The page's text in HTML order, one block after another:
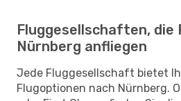
Fluggesellschaften, die
Nürnberg anfliegen
Jede Fluggesellschaft bietet
Flugoptionen nach Nürnberg.